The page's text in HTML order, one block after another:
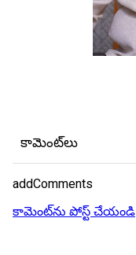
కామెంట్‌లు
addComments
కామెంట్‌ను పోస్ట్ చేయండి